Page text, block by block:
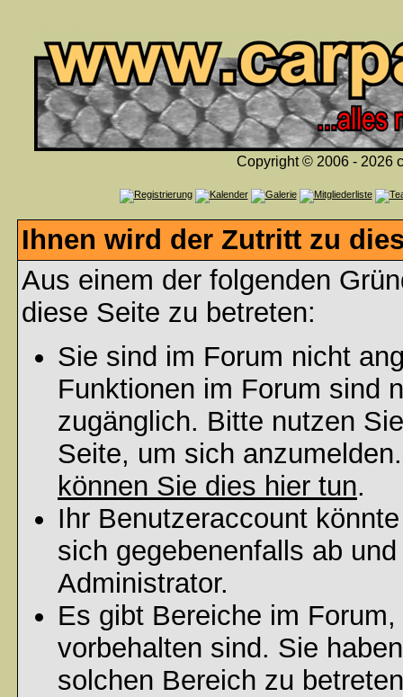
Copyright © 2006 - 2026
Ihnen wird der Zutritt zu
Aus einem der folgenden
diese Seite zu betreten:
Sie sind im Forum nicht
Funktionen im Forum sind
zugänglich. Bitte nutzen
Seite, um sich
können Sie dies hier tun.
Ihr Benutzeraccount
sich gegebenenfalls ab
Administrator.
Es gibt Bereiche im
vorbehalten sind. Sie
solchen Bereich zu